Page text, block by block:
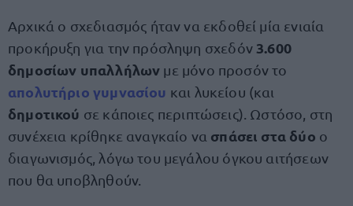
Αρχικά ο σχεδιασμός ήταν να εκδοθεί μία ενιαία
προκήρυξη για την πρόσληψη σχεδόν3.600
δημοσίων υπαλλήλων με μόνο προσόν το
απολυτήριο γυμνασίου και λυκείου (και
δημοτικού σε κάποιες περιπτώσεις). Ωστόσο, στη
συνέχεια κρίθηκε αναγκαίο να σπάσει στα δύο ο
διαγωνισμός, λόγω του μεγάλου όγκου αιτήσεων
που θα υποβληθούν.